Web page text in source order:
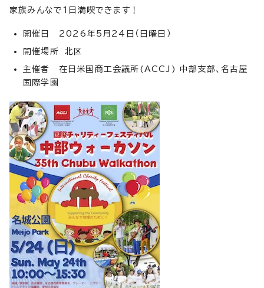
家族みんなで1日満喫できます！
開催日 2026年5月24日（日曜日）
開催場所 北区
主催者 在日米国商工会議所(ACCJ) 中部支部、名古屋
国際学園